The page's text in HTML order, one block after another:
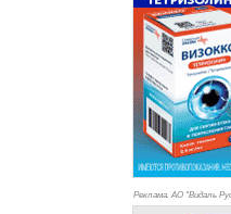
Реклама. АО "Видаль